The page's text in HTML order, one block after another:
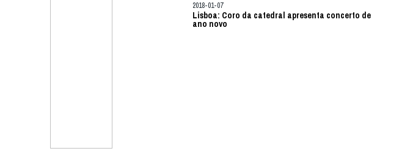
2018-01-07
Lisboa: Coro da catedral apresenta concerto de
ano novo